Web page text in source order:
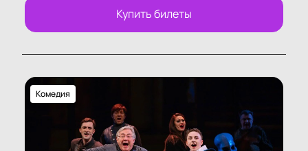
Купить билеты
Комедия